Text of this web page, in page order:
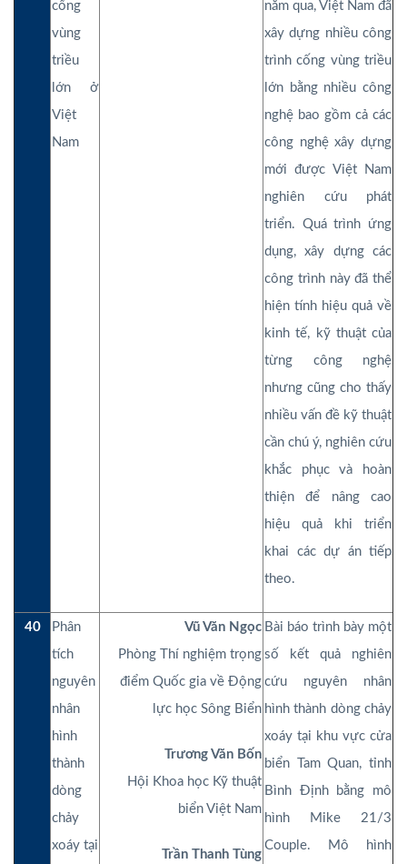
cống
vùng
triều
lớn ở
Việt
Nam
năm qua, Việt Nam đã
xây dựng nhiều công
trình cống vùng triều
lớn bằng nhiều công
nghệ bao gồm cả các
công nghệ xây dựng
mới được Việt Nam
nghiên cứu phát
triển. Quá trình ứng
dụng, xây dựng các
công trình này đã thể
hiện tính hiệu quả về
kinh tế, kỹ thuật của
từng công nghệ
nhưng cũng cho thấy
nhiều vấn đề kỹ thuật
cần chú ý, nghiên cứu
khắc phục và hoàn
thiện để nâng cao
hiệu quả khi triển
khai các dự án tiếp
theo.
40
Phân
tích
nguyên
nhân
hình
thành
dòng
chảy
xoáy tại
Vũ Văn Ngọc
Phòng Thí nghiệm trọng
điểm Quốc gia về Động
lực học Sông Biển
Trương Văn Bốn
Hội Khoa học Kỹ thuật
biển Việt Nam
Trần Thanh Tùng
Bài báo trình bày một
số kết quả nghiên
cứu nguyên nhân
hình thành dòng chảy
xoáy tại khu vực cửa
biển Tam Quan, tỉnh
Bình Định bằng mô
hình Mike 21/3
Couple. Mô hình